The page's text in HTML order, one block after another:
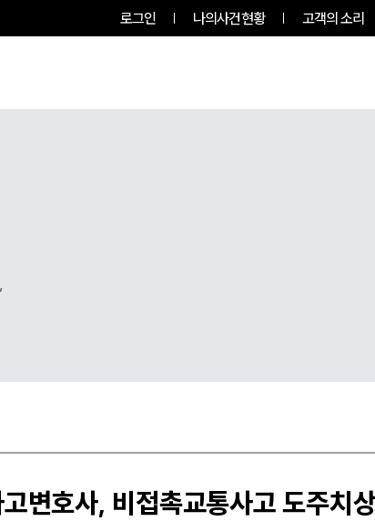
로그인 나의사건현황 고객의 소리
변호사, 비접촉교통사고 도주치